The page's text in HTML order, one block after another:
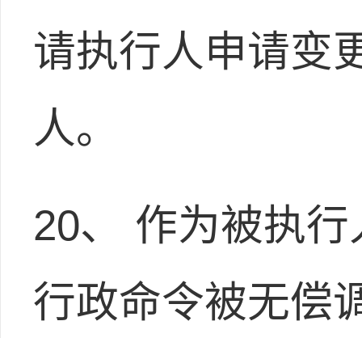
请执行人申请变
人。
20、 作为被执
行政命令被无偿